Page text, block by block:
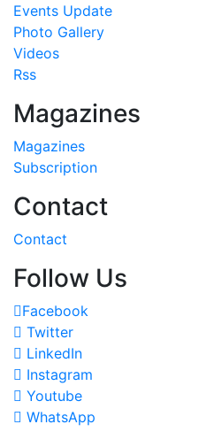
Events Update
Photo Gallery
Videos
Rss
Magazines
Magazines
Subscription
Contact
Contact
Follow Us
Facebook
Twitter
LinkedIn
Instagram
Youtube
WhatsApp